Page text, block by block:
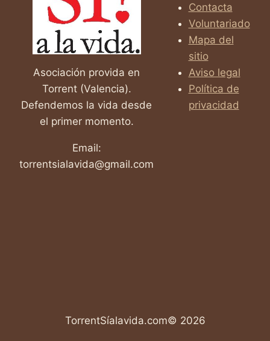
Asociación provida en
Torrent (Valencia).
Defendemos la vida desde
el primer momento.
Email:
torrentsialavida@gmail.com
Contacta
Voluntariado
Mapa del
sitio
Aviso legal
Política de
privacidad
TorrentSíalavida.com© 2026